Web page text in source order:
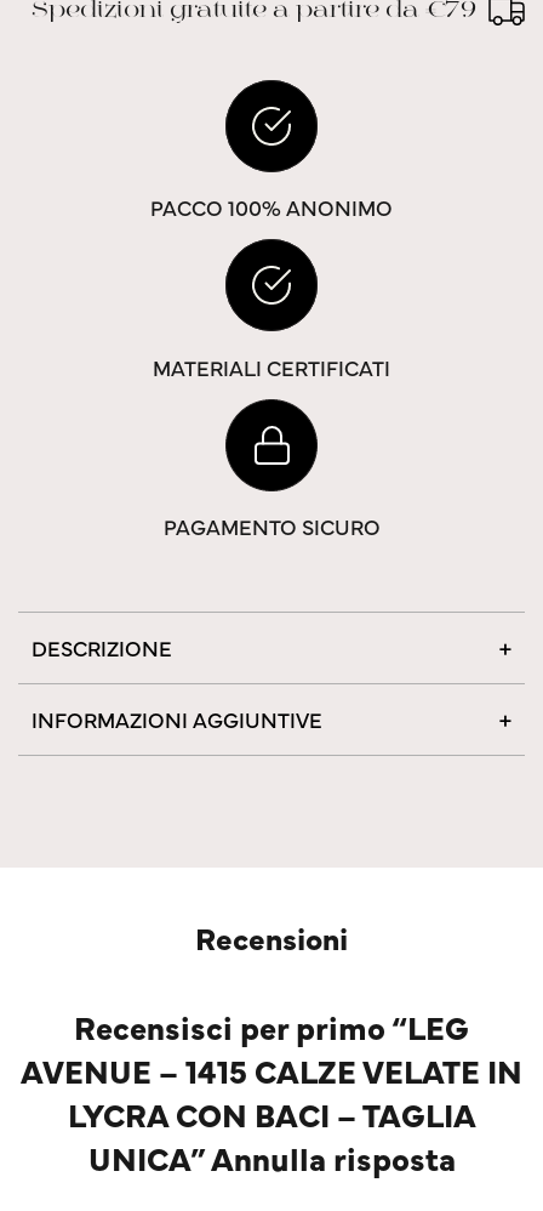
Spedizioni gratuite a partire da €79
PACCO 100% ANONIMO
MATERIALI CERTIFICATI
PAGAMENTO SICURO
DESCRIZIONE
INFORMAZIONI AGGIUNTIVE
Recensioni
Recensisci per primo “LEG
AVENUE – 1415 CALZE VELATE IN
LYCRA CON BACI – TAGLIA
UNICA” Annulla risposta